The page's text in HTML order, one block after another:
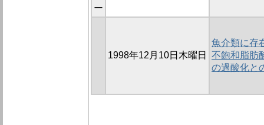
ー
1998年12月10日木曜日
魚介類に存
不飽和脂肪
の過酸化と